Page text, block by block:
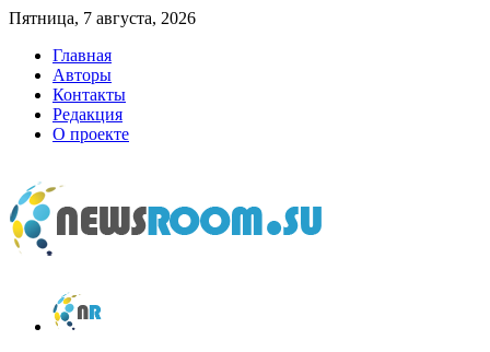
Пятница, 7 августа, 2026
Главная
Авторы
Контакты
Редакция
О проекте
newsroom.su
Новости о новостях